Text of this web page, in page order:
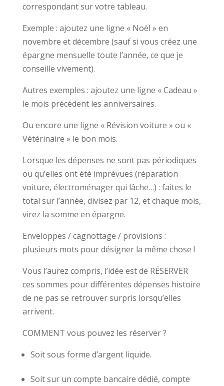
correspondant sur votre tableau.
Exemple : ajoutez une ligne « Noël » en
novembre et décembre (sauf si vous créez une
épargne mensuelle toute l’année, ce que je
conseille vivement).
Autres exemples : ajoutez une ligne « Cadeau »
le mois précédent les anniversaires.
Ou encore une ligne « Révision voiture » ou «
Vétérinaire » le bon mois.
Lorsque les dépenses ne sont pas périodiques
ou qu’elles ont été imprévues (réparation
voiture, électroménager qui lâche…) : faites le
total sur l’année, divisez par 12, et chaque mois,
virez la somme en épargne.
Enveloppes / cagnottage / provisions :
plusieurs mots pour désigner la même chose !
Vous l’aurez compris, l’idée est de RÉSERVER
ces sommes pour différentes dépenses histoire
de ne pas se retrouver surpris lorsqu’elles
arrivent.
COMMENT vous pouvez les réserver ?
Soit sous forme d’argent liquide.
Soit sur un compte bancaire dédié, compte